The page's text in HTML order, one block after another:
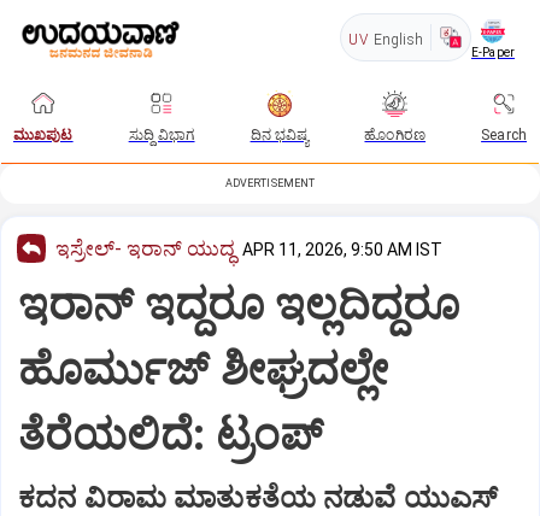
UV English
E-Paper
ಮುಖಪುಟ ಸುದ್ದಿ ವಿಭಾಗ ದಿನ ಭವಿಷ್ಯ ಹೊಂಗಿರಣ Search
ADVERTISEMENT
ಇಸ್ರೇಲ್- ಇರಾನ್‌ ಯುದ್ಧ APR 11, 2026, 9:50 AM IST
ಇರಾನ್ ಇದ್ದರೂ ಇಲ್ಲದಿದ್ದರೂ
ಹೊರ್ಮುಜ್ ಶೀಘ್ರದಲ್ಲೇ
ತೆರೆಯಲಿದೆ: ಟ್ರಂಪ್
ಕದನ ವಿರಾಮ ಮಾತುಕತೆಯ ನಡುವೆ ಯುಎಸ್